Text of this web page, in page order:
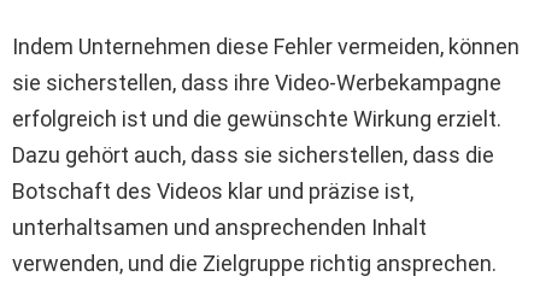
Indem Unternehmen diese Fehler vermeiden, können
sie sicherstellen, dass ihre Video-Werbekampagne
erfolgreich ist und die gewünschte Wirkung erzielt.
Dazu gehört auch, dass sie sicherstellen, dass die
Botschaft des Videos klar und präzise ist,
unterhaltsamen und ansprechenden Inhalt
verwenden, und die Zielgruppe richtig ansprechen.